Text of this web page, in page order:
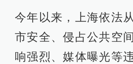
今年以来，上海依法
市安全、侵占公共空
响强烈、媒体曝光等